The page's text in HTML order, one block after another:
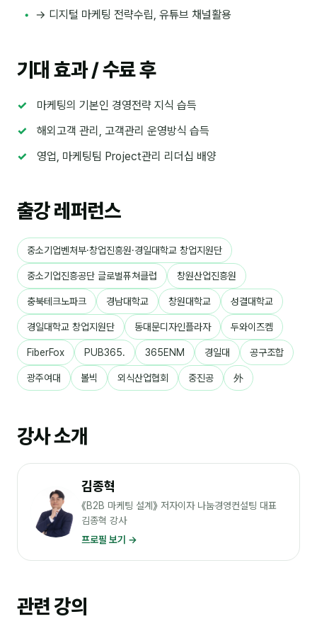
대면교육 후기
온라인강의 수강 후기
전체 도구
미팅·보고
제안·영업
분석
마케팅
B2B 영업도구
일정
용어사전
트렌드 리포트
칼럼
→ 디지털 마케팅 전략수립, 유튜브 채널활용
기대 효과 / 수료 후
마케팅의 기본인 경영전략 지식 습득
해외고객 관리, 고객관리 운영방식 습득
영업, 마케팅팀 Project관리 리더십 배양
출강 레퍼런스
중소기업벤처부·창업진흥원·경일대학교 창업지원단
중소기업진흥공단 글로벌퓨쳐클럽 창원산업진흥원
충북테크노파크 경남대학교 창원대학교 성결대학교
경일대학교 창업지원단 동대문디자인플라자 두와이즈켐
FiberFox PUB365. 365ENM 경일대 공구조합
광주여대 볼빅 외식산업협회 중진공 外
강사 소개
김종혁
《B2B 마케팅 설계》 저자이자 나눔경영컨설팅 대표
김종혁 강사
프로필 보기 →
관련 강의